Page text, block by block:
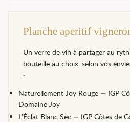
Planche aperitif
Un verre de vin à partager au
bouteille au choix, selon vos
:
Naturellement Joy Rouge — IGP
Domaine Joy
L’Éclat Blanc Sec — IGP Côtes de